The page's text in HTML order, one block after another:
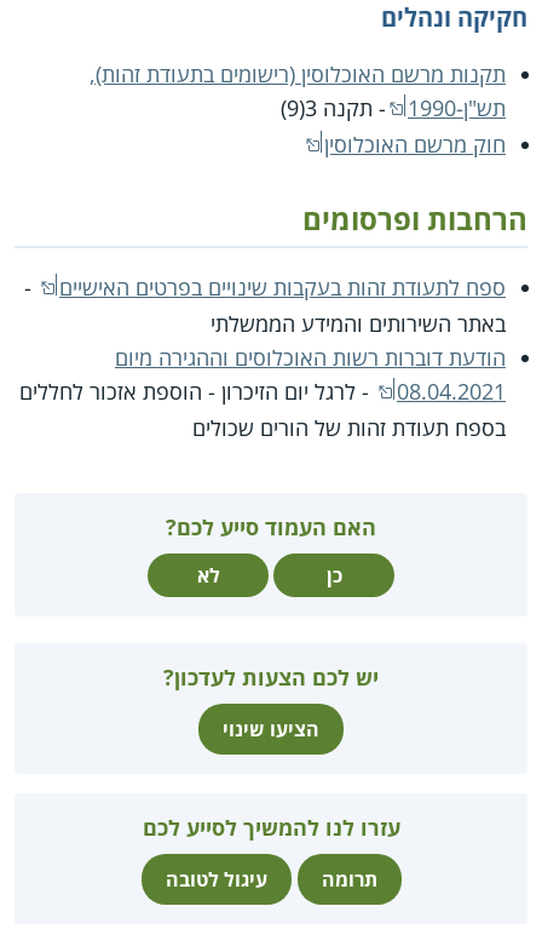
חקיקה ונהלים
תקנות מרשם האוכלוסין (רישומים בתעודת זהות),
תש"ן-1990
- תקנה 3(9)
חוק מרשם האוכלוסין
הרחבות ופרסומים
ספח לתעודת זהות בעקבות שינויים בפרטים האישיים
-
באתר השירותים והמידע הממשלתי
הודעת דוברות רשות האוכלוסים וההגירה מיום
08.04.2021
- לרגל יום הזיכרון - הוספת אזכור לחללים
בספח תעודת זהות של הורים שכולים
האם העמוד סייע לכם?
כן לא
יש לכם הצעות לעדכון?
הציעו שינוי
עזרו לנו להמשיך לסייע לכם
תרומה עיגול לטובה